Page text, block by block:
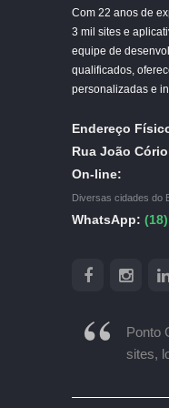
Com 22 anos de
3 mil sites e
equipe de
qualificados,
personalizadas e
Endereço
Rua João
On-line:
Diversas cidades do
WhatsApp:
Ponto
sites,